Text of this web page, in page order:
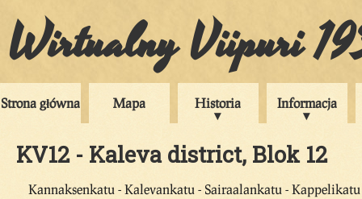
Wirtualny Viipuri
Strona główna Mapa Historia Informacja
KV12 - Kaleva district, Blok 12
Kannaksenkatu - Kalevankatu - Sairaalankatu - Kappelikatu